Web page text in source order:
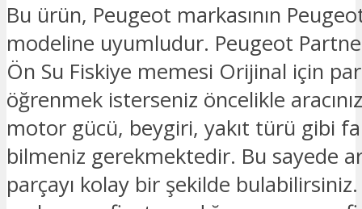
Bu ürün, Peugeot markasının
modeline uyumludur. Peugeot
Ön Su Fiskiye memesi Orijinal için
öğrenmek isterseniz öncelikle
motor gücü, beygiri, yakıt türü gibi
bilmeniz gerekmektedir. Bu sayede
parçayı kolay bir şekilde bulabilirsiniz.